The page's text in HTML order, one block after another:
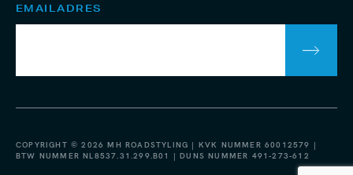
EMAILADRES
COPYRIGHT © 2026 MH ROADSTYLING | KVK NUMMER 60012579 |
BTW NUMMER NL8537.31.299.B01 | DUNS NUMMER 491-273-612